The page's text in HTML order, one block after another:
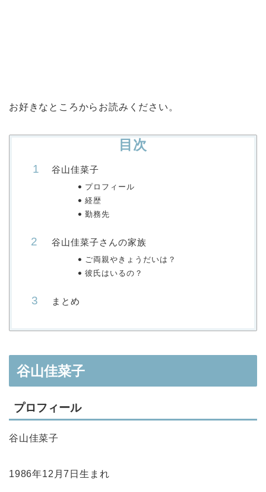
お好きなところからお読みください。
目次
谷山佳菜子
プロフィール
経歴
勤務先
谷山佳菜子さんの家族
ご両親やきょうだいは？
彼氏はいるの？
まとめ
谷山佳菜子
プロフィール
谷山佳菜子
1986年12月7日生まれ